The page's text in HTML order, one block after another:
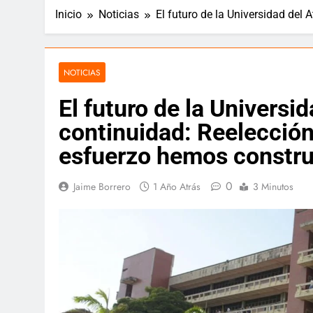
🕊️ Nota de duelo 🕊️“¿Críticas
12 Meses Atrás
📘 Rectoría
12 Meses Atrás
12 Meses Atrás
Pacto por la Excelencia: la
12 Meses Atrás
🎉 Hoy celebramos la vida de
Inicio Noticias El futuro de la Universidad del
NOTICIAS
El futuro de la
continuidad:
esfuerzo hemos
Jaime Borrero 1 Año Atrás 0 3 Minutos